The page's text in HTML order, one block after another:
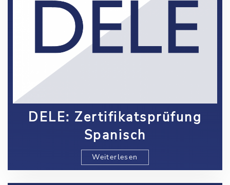
DELE: Zertifikatsprüfung
Spanisch
Weiterlesen